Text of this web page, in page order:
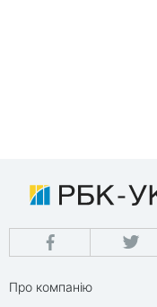
Про компанію